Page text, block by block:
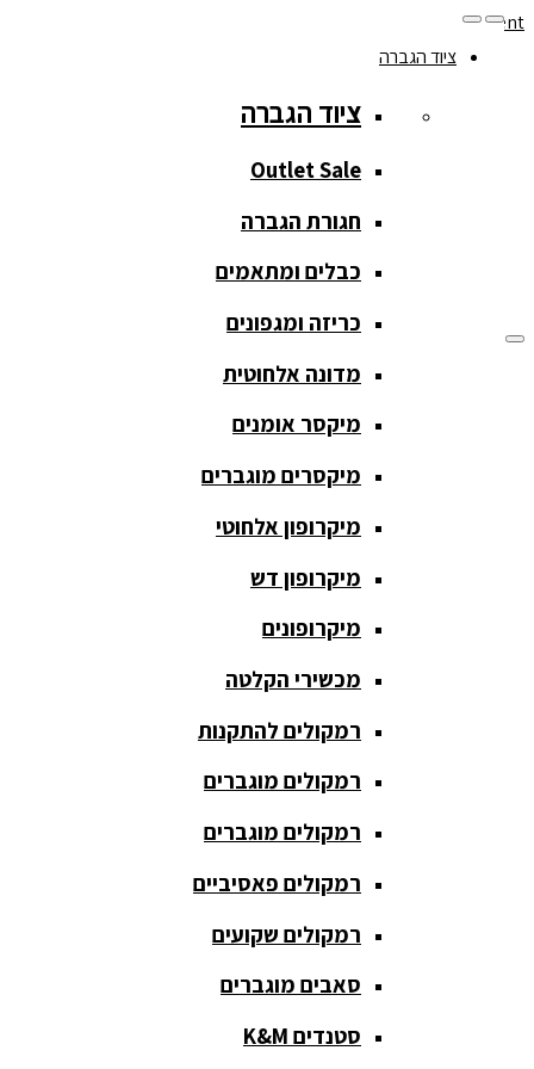
Skip to content
077-208-0290
מעקב הזמנות
ציוד הגברה
Outlet Sale
חגורת הגברה
כבלים
ומתאמים
כריזה
ומגפונים
מדונה
אלחוטית
מיקסר
מוגברים
מיקרופון
ציוד הגברה
ציוד הגברה
Outlet Sale
חגורת הגברה
כבלים ומתאמים
כריזה ומגפונים
מדונה אלחוטית
מיקסר אומנים
מיקסרים מוגברים
מיקרופון אלחוטי
מיקרופון דש
מיקרופונים
מכשירי הקלטה
רמקולים להתקנות
רמקולים מוגברים
רמקולים מוגברים
רמקולים פאסיביים
רמקולים שקועים
סאבים מוגברים
סטנדים K&M